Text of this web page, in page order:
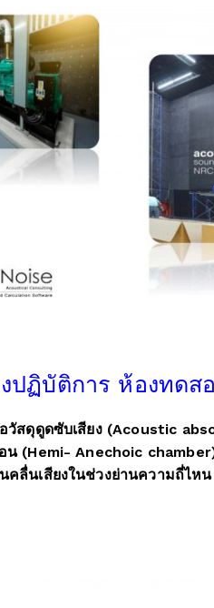
ปฏิบัติการ ห้องทดส
สดุดูดซับเสียง (Acoustic
(Hemi- Anechoic
นเสียงในช่วงย่านความถี่ไห